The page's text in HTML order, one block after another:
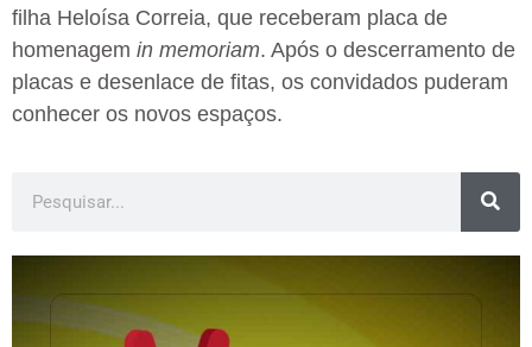
filha Heloísa Correia, que receberam placa de
homenagem in memoriam. Após o descerramento de
placas e desenlace de fitas, os convidados puderam
conhecer os novos espaços.